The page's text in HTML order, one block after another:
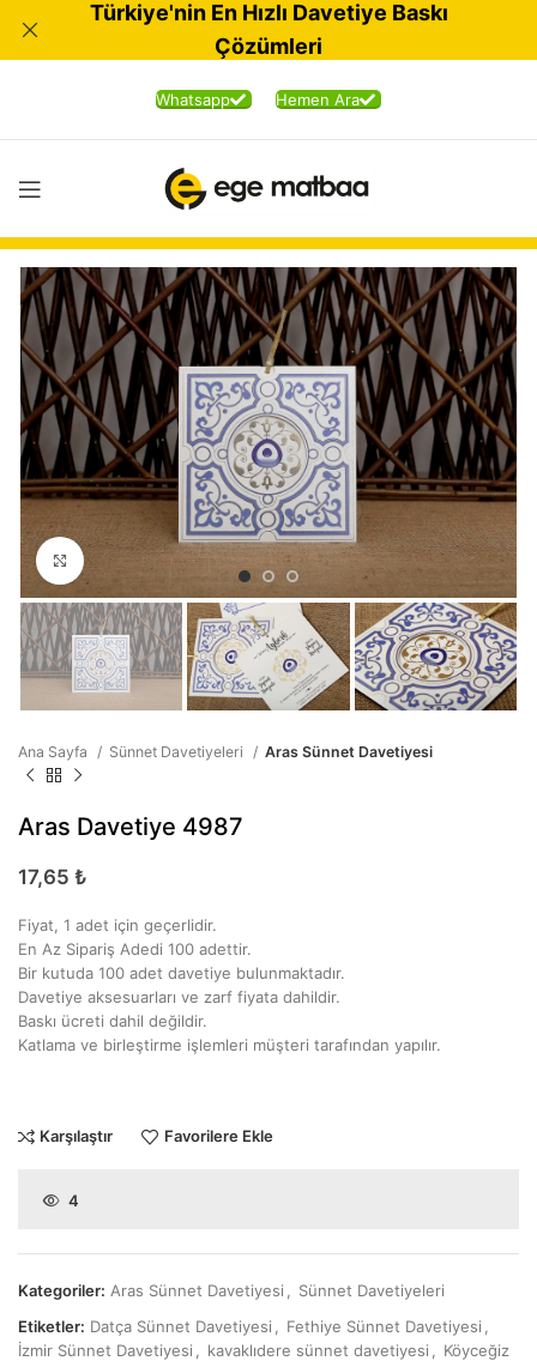
Whatsapp Hemen Ara
Büyütmek için tıklayın
Ana Sayfa Sünnet Davetiyeleri Aras Sünnet Davetiyesi
Aras Davetiye 4987
17,65 ₺
Fiyat, 1 adet için geçerlidir.
En Az Sipariş Adedi 100 adettir.
Bir kutuda 100 adet davetiye bulunmaktadır.
Davetiye aksesuarları ve zarf fiyata dahildir.
Baskı ücreti dahil değildir.
Katlama ve birleştirme işlemleri müşteri tarafından yapılır.
Karşılaştır Favorilere Ekle
4
Kategoriler: Aras Sünnet Davetiyesi
Sünnet Davetiyeleri
Etiketler: Datça Sünnet Davetiyesi Fethiye Sünnet Davetiyesi
İzmir Sünnet Davetiyesi
kavaklıdere sünnet davetiyesi
Köyceğiz
Türkiye'nin En Hızlı Davetiye Baskı
Çözümleri